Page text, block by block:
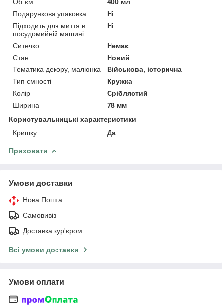
Об`єм
400 мл
Подарункова упаковка
Ні
Підходить для миття в
посудомийній машині
Ні
Ситечко
Немає
Стан
Новий
Тематика декору, малюнка
Військова, історична
Тип ємності
Кружка
Колір
Сріблястий
Ширина
78 мм
Користувальницькі характеристики
Кришку
Да
Приховати
Умови доставки
Нова Пошта
Самовивіз
Доставка кур'єром
Всі умови доставки
Умови оплати